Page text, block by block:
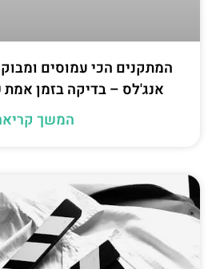
המתקנים הכי עמוסים
אנג'לס – בדיקה בזמן
המשך